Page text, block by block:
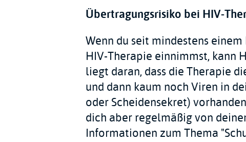
Übertragungsrisiko bei HIV-
Wenn du seit mindestens
HIV-Therapie einnimmst, kann
liegt daran, dass die Therapie
und dann kaum noch Viren in
oder Scheidensekret)
dich aber regelmäßig von
Informationen zum Thema